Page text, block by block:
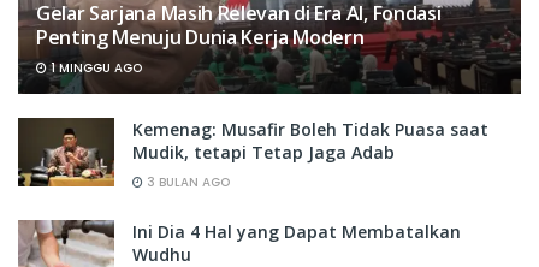
Gelar Sarjana Masih Relevan di Era AI, Fondasi
Penting Menuju Dunia Kerja Modern
1 MINGGU AGO
Kemenag: Musafir Boleh Tidak Puasa saat
Mudik, tetapi Tetap Jaga Adab
3 BULAN AGO
Ini Dia 4 Hal yang Dapat Membatalkan
Wudhu